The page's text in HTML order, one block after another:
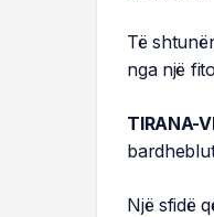
Të
nga një
TIRANA-
Një sfidë